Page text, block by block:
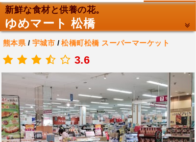
新鮮な食材と供養の花。
ゆめマート 松橋
熊本県 / 宇城市 /松橋町松橋 スーパーマーケット
3.6